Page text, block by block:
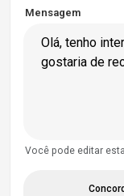
Mensagem
Você pode editar